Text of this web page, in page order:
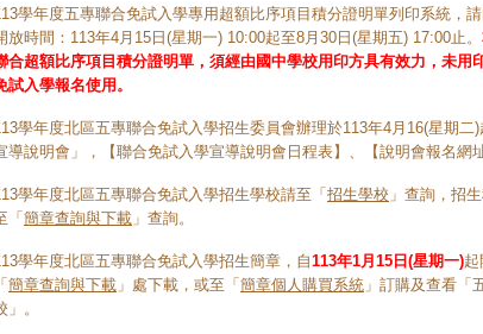
學年度五專聯合免試入學專用超額比序項目積分證明單列印系統，請
放時間：113年4月15日(星期一) 10:00起至8月30日(星期五) 17:00止。
合超額比序項目積分證明單，須經由國中學校用印方具有效力，未用
試入學報名使用。
學年度北區五專聯合免試入學招生委員會辦理於113年4月16(星期
導說明會」，【聯合免試入學宣導說明會日程表】、【說明會報名網
學年度北區五專聯合免試入學招生學校請至「 招生學校 」查詢，招
「 簡章查詢與下載 」查詢。
學年度北區五專聯合免試入學招生簡章，自113年1月15日(星期一)
「 簡章查詢與下載 」處下載，或至「 簡章個人購買系統 」訂購及查看「
」。